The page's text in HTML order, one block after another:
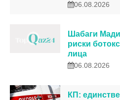
06.08.2026
Шабаги
риски
лица
06.08.2026
КП: